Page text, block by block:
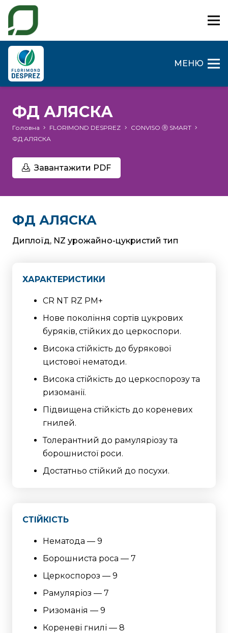
МЕНЮ
ФД АЛЯСКА
Головна FLORIMOND DESPREZ
CONVISO Ⓡ SMART
ФД АЛЯСКА
Завантажити PDF
ФД АЛЯСКА
Диплоїд, NZ урожайно-цукристий тип
ХАРАКТЕРИСТИКИ
CR NT RZ PM+
Нове покоління сортів цукрових
буряків, стійких до церкоспори.
Висока стійкість до бурякової
цистової нематоди.
Висока стійкість до церкоспорозу та
ризоманії.
Підвищена стійкість до кореневих
гнилей.
Толерантний до рамуляріозу та
борошнистої роси.
Достатньо стійкий до посухи.
СТІЙКІСТЬ
Нематода — 9
Борошниста роса — 7
Церкоспороз — 9
Рамуляріоз — 7
Ризоманія — 9
Кореневі гнилі — 8